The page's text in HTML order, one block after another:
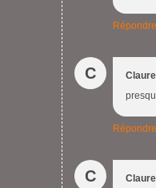
Répondre
C
Répondre
C